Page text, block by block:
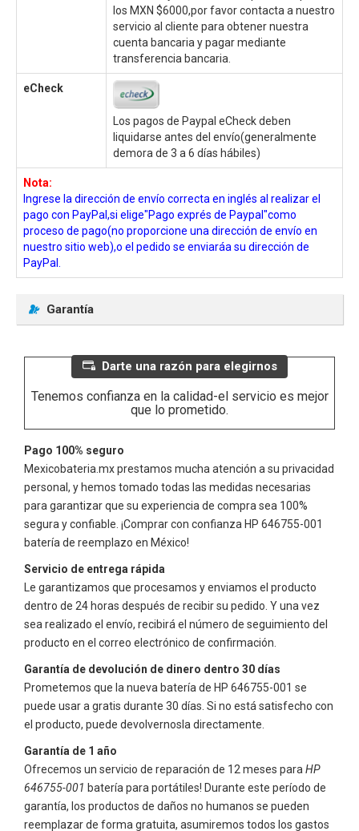
los MXN $6000,por favor contacta a nuestro
servicio al cliente para obtener nuestra
cuenta bancaria y pagar mediante
transferencia bancaria.
eCheck
Los pagos de Paypal eCheck deben
liquidarse antes del envío(generalmente
demora de 3 a 6 días hábiles)
Nota:
Ingrese la dirección de envío correcta en inglés al realizar el
pago con PayPal,si elige"Pago exprés de Paypal"como
proceso de pago(no proporcione una dirección de envío en
nuestro sitio web),o el pedido se enviaráa su dirección de
PayPal.
Garantía
Darte una razón para elegirnos
Tenemos confianza en la calidad-el servicio es mejor
que lo prometido.
Pago 100% seguro
Mexicobateria.mx prestamos mucha atención a su privacidad
personal, y hemos tomado todas las medidas necesarias
para garantizar que su experiencia de compra sea 100%
segura y confiable. ¡Comprar con confianza HP 646755-001
batería de reemplazo en México!
Servicio de entrega rápida
Le garantizamos que procesamos y enviamos el producto
dentro de 24 horas después de recibir su pedido. Y una vez
sea realizado el envío, recibirá el número de seguimiento del
producto en el correo electrónico de confirmación.
Garantía de devolución de dinero dentro 30 días
Prometemos que la nueva batería de HP 646755-001 se
puede usar a gratis durante 30 días. Si no está satisfecho con
el producto, puede devolvernosla directamente.
Garantía de 1 año
Ofrecemos un servicio de reparación de 12 meses para HP
646755-001 batería para portátiles! Durante este período de
garantía, los productos de daños no humanos se pueden
reemplazar de forma gratuita, asumiremos todos los gastos